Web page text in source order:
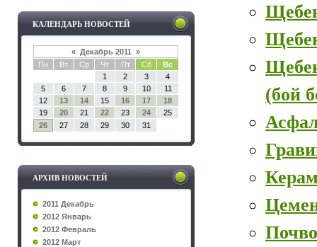
КАЛЕНДАРЬ НОВОСТЕЙ
« Декабрь 2011 »
Пн
Вт Ср Чт Пт Сб
Вс
1
2 3
4
5
6 7 8 9 10
11
12
13 14 15 16 17
18
19
20 21 22 23 24
25
26
27 28 29 30 31
АРХИВ НОВОСТЕЙ
2011 Декабрь
2012 Январь
2012 Февраль
2012 Март
(бой